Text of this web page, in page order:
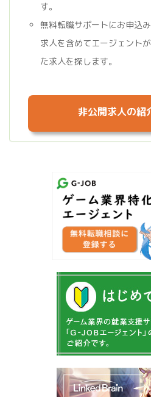
す。
無料転職サポートにお申込
求人を含めてエージェント
た求人を探します。
非公開求人の紹